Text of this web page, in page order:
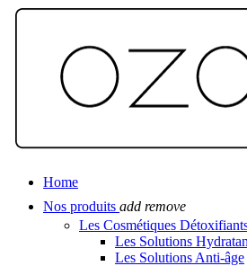
Home
Nos produits add remove
Les Cosmétiques
Les Solutions
Les Solutions Anti-âge